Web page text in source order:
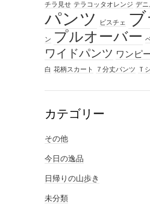
チラ見せ テラコッタオレンジ デニ
パンツ ビスチェ
ン プルオーバー
ワイドパンツ ワンピ
白 花柄スカート ７分丈パンツ Ｔ
カテゴリー
その他
今日の逸品
日帰りの山歩き
未分類